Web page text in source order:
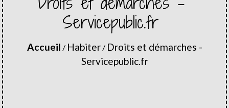
Servicepublic.fr
Accueil / Habiter/ Droits et démarches -
Servicepublic.fr